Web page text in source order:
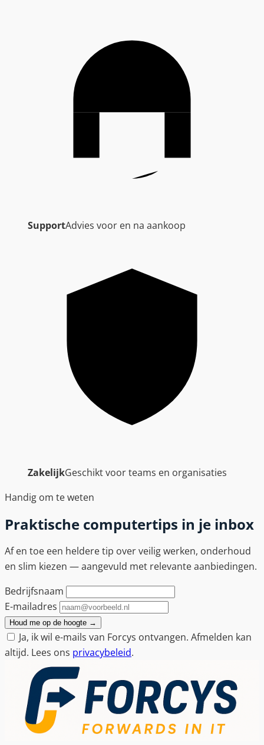
SupportAdvies voor en na aankoop
ZakelijkGeschikt voor teams en organisaties
Handig om te weten
Praktische computertips in je inbox
Af en toe een heldere tip over veilig werken, onderhoud
en slim kiezen — aangevuld met relevante aanbiedingen.
Bedrijfsnaam
E-mailadres
Houd me op de hoogte →
Ja, ik wil e-mails van Forcys ontvangen. Afmelden kan
altijd. Lees ons privacybeleid.